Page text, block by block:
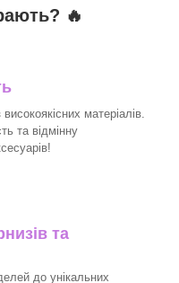
🔥
матеріалів.
та відмінну
та
до унікальних